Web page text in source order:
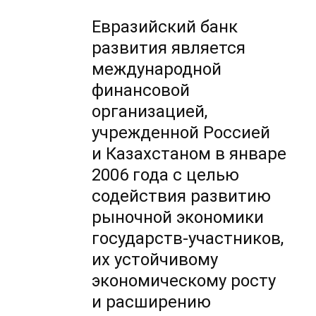
Евразийский банк
развития является
международной
финансовой
организацией,
учрежденной Россией
и Казахстаном в январе
2006 года с целью
содействия развитию
рыночной экономики
государств-участников,
их устойчивому
экономическому росту
и расширению